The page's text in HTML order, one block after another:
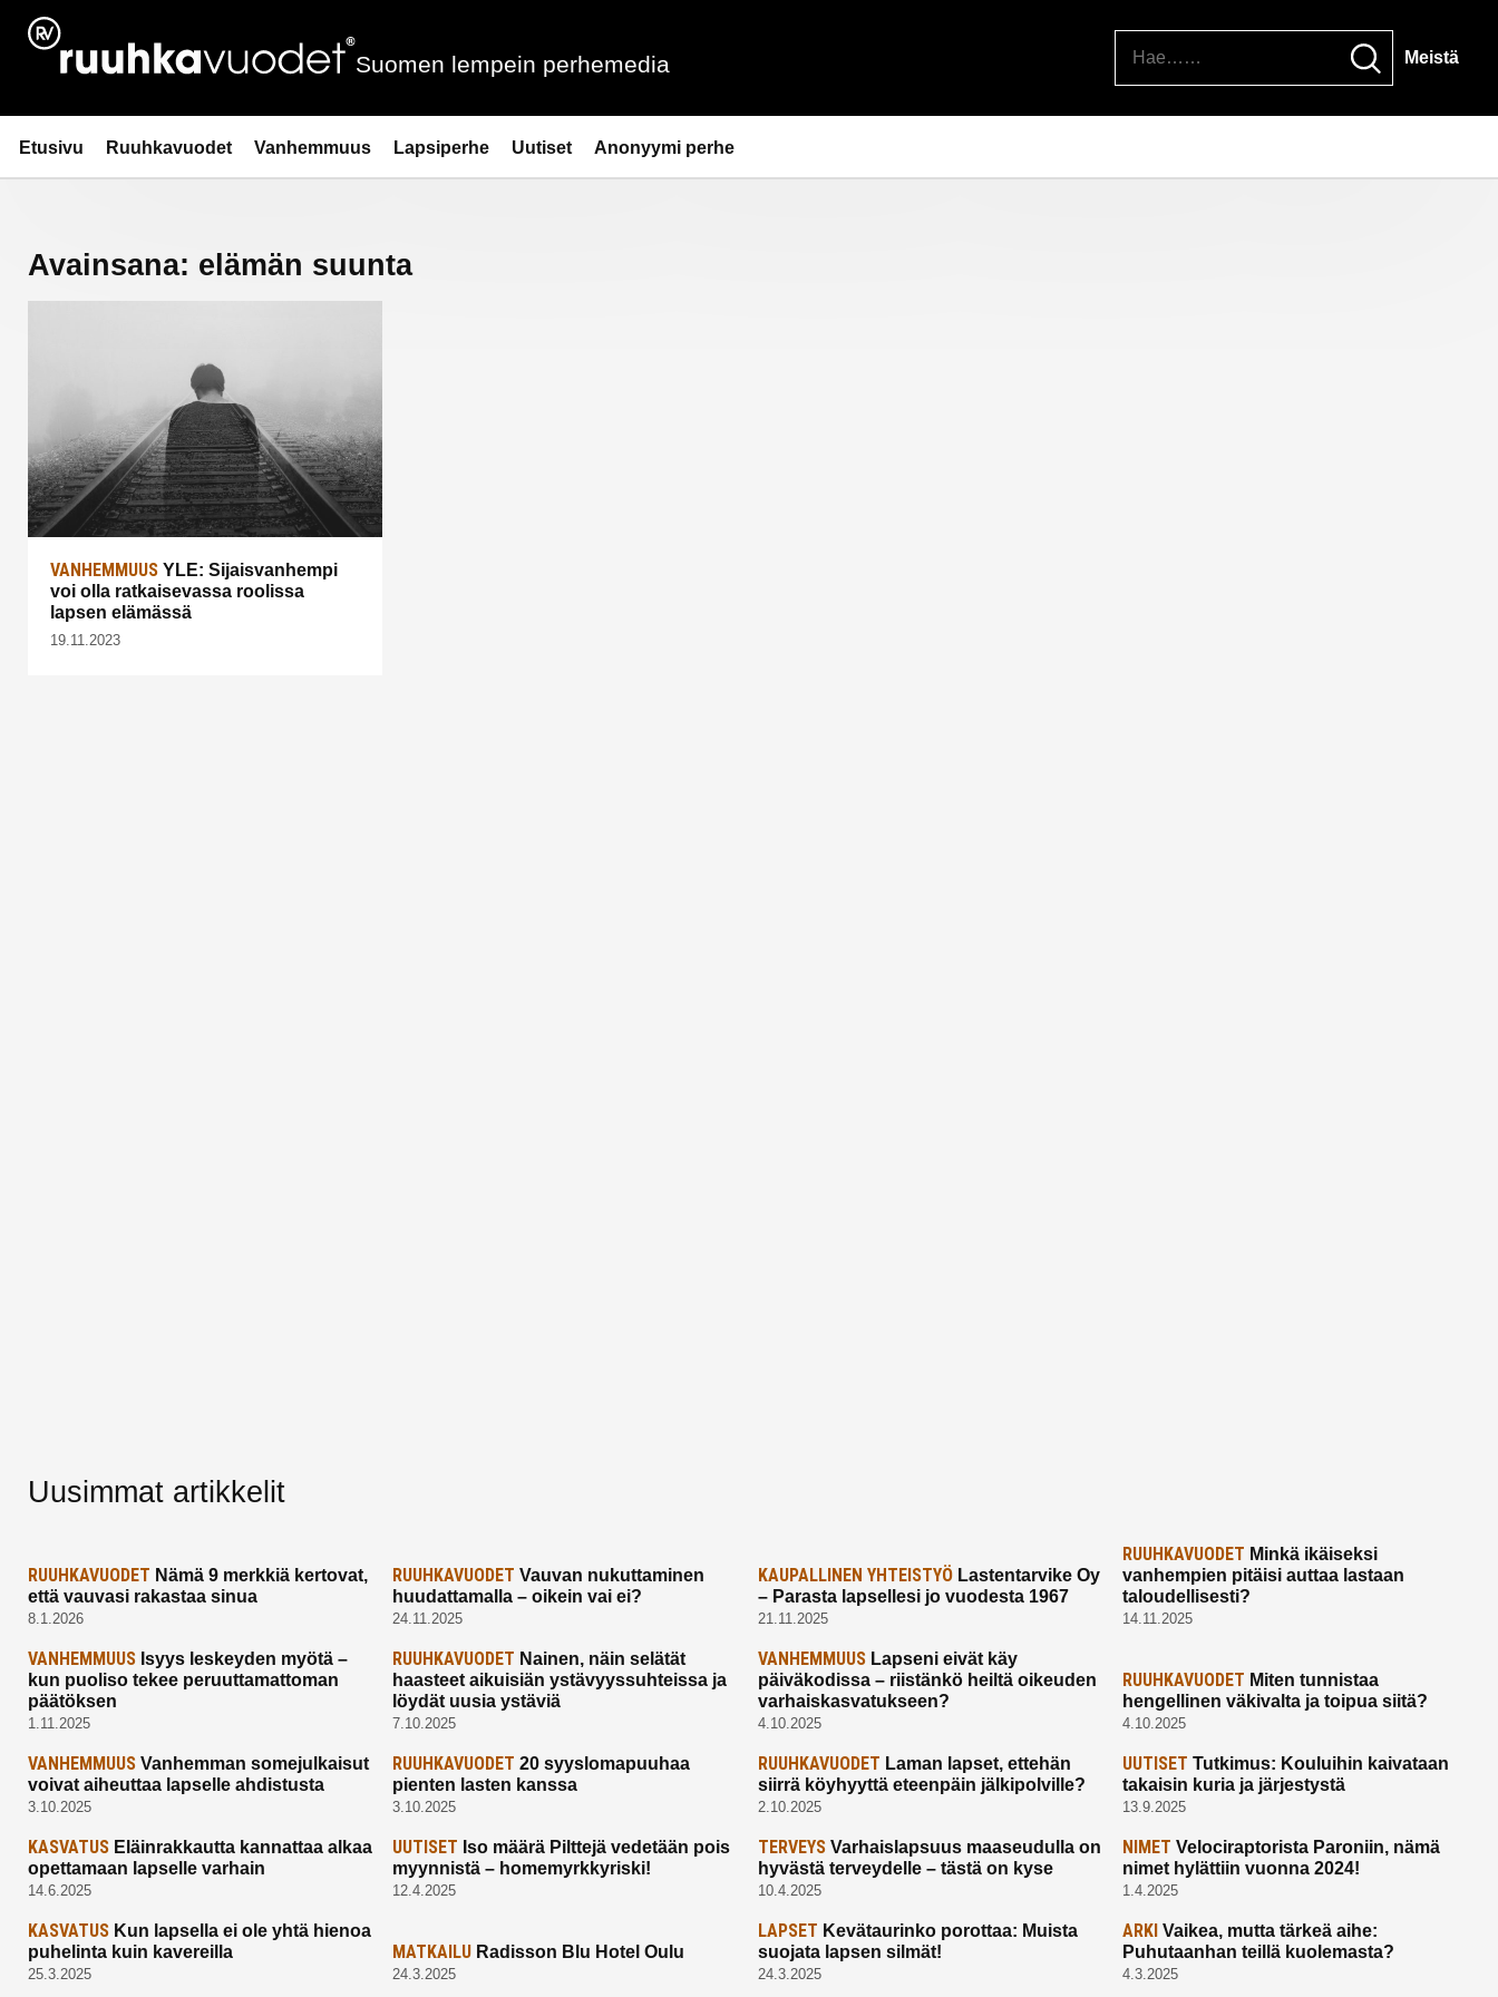
Siirry
sisältöön
Ruuhkavuodet.fi
Suomen lempein perhemedia Meistä
Etusivu Ruuhkavuodet Vanhemmuus Lapsiperhe Uutiset Anonyymi perhe
Avainsana: elämän suunta
VANHEMMUUS YLE: Sijaisvanhempi
voi olla ratkaisevassa roolissa
lapsen elämässä
19.11.2023
Uusimmat artikkelit
RUUHKAVUODET Nämä 9 merkkiä kertovat,
että vauvasi rakastaa sinua
8.1.2026
RUUHKAVUODET Vauvan nukuttaminen
huudattamalla – oikein vai ei?
24.11.2025
KAUPALLINEN YHTEISTYÖLastentarvike Oy
– Parasta lapsellesi jo vuodesta 1967
21.11.2025
RUUHKAVUODET Minkä ikäiseksi
vanhempien pitäisi auttaa lastaan
taloudellisesti?
14.11.2025
VANHEMMUUS Isyys leskeyden myötä –
kun puoliso tekee peruuttamattoman
päätöksen
1.11.2025
RUUHKAVUODET Nainen, näin selätät
haasteet aikuisiän ystävyyssuhteissa ja
löydät uusia ystäviä
7.10.2025
VANHEMMUUSLapseni eivät käy
päiväkodissa – riistänkö heiltä oikeuden
varhaiskasvatukseen?
4.10.2025
RUUHKAVUODET Miten tunnistaa
hengellinen väkivalta ja toipua siitä?
4.10.2025
VANHEMMUUS Vanhemman somejulkaisut
voivat aiheuttaa lapselle ahdistusta
3.10.2025
RUUHKAVUODET 20 syyslomapuuhaa
pienten lasten kanssa
3.10.2025
RUUHKAVUODET Laman lapset, ettehän
siirrä köyhyyttä eteenpäin jälkipolville?
2.10.2025
UUTISET Tutkimus: Kouluihin kaivataan
takaisin kuria ja järjestystä
13.9.2025
KASVATUS Eläinrakkautta kannattaa alkaa
opettamaan lapselle varhain
14.6.2025
UUTISET Iso määrä Pilttejä vedetään pois
myynnistä – homemyrkkyriski!
12.4.2025
TERVEYSVarhaislapsuus maaseudulla on
hyvästä terveydelle – tästä on kyse
10.4.2025
NIMET Velociraptorista Paroniin, nämä
nimet hylättiin vuonna 2024!
1.4.2025
KASVATUS Kun lapsella ei ole yhtä hienoa
puhelinta kuin kavereilla
25.3.2025
MATKAILU Radisson Blu Hotel Oulu
24.3.2025
LAPSET Kevätaurinko porottaa: Muista
suojata lapsen silmät!
24.3.2025
ARKI Vaikea, mutta tärkeä aihe:
Puhutaanhan teillä kuolemasta?
4.3.2025